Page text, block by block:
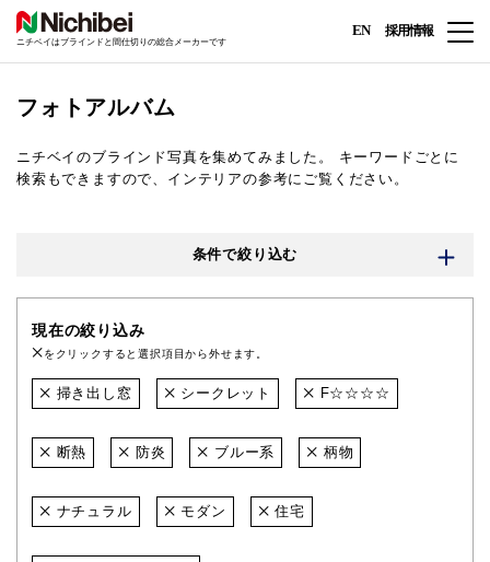
ニチベイはブラインドと間仕切りの総合メーカーです
EN 採用情報
フォトアルバム
ニチベイのブラインド写真を集めてみました。
キーワードごとに
検索もできますので、インテリアの参考にご覧ください。
条件で絞り込む
現在の絞り込み
をクリックすると選択項目から外せます。
掃き出し窓 シークレット F☆☆☆☆
断熱 防炎 ブルー系 柄物
ナチュラル モダン 住宅